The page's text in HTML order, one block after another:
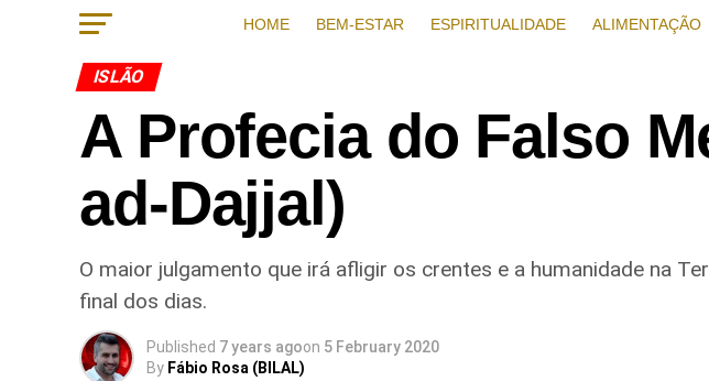
HOME BEM-ESTAR ESPIRITUALIDADE ALIMENTAÇÃO
ISLÃO
A Profecia do Falso
ad-Dajjal)
O maior julgamento que irá afligir os crentes e a humanidade na
final dos dias.
Published 7 years agoon 5 February 2020
By Fábio Rosa (BILAL)